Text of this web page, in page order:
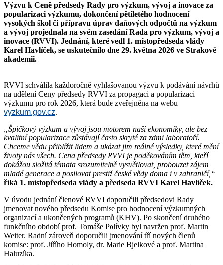
Výzvu k Ceně předsedy Rady pro výzkum, vývoj a inovace za
popularizaci výzkumu, dokončení pětiletého hodnocení
vysokých škol či přípravu úprav daňových odpočtů na výzkum
a vývoj projednala na svém zasedání Rada pro výzkum, vývoj a
inovace (RVVI). Jednání, které vedl 1. místopředseda vlády
Karel Havlíček, se uskutečnilo dne 29. května 2026 ve Strakově
akademii.
RVVI schválila každoročně vyhlašovanou výzvu k podávání návrhů
na udělení Ceny předsedy RVVI za propagaci a popularizaci
výzkumu pro rok 2026, která bude zveřejněna na webu
vyzkum.gov.cz.
„Špičkový výzkum a vývoj jsou motorem naší ekonomiky, ale bez
kvalitní popularizace zůstávají často skryté za zdmi laboratoří.
Chceme vědu přiblížit lidem a ukázat jim reálné výsledky, které mění
životy nás všech. Cena předsedy RVVI je poděkováním těm, kteří
dokážou složitá témata srozumitelně vysvětlovat, probouzet zájem
mladé generace a posilovat prestiž české vědy doma i v zahraničí,“
říká 1. místopředseda vlády a předseda RVVI Karel Havlíček.
V úvodu jednání členové RVVI doporučili předsedovi Rady
jmenovat nového předsedu Komise pro hodnocení výzkumných
organizací a ukončených programů (KHV). Po skončení druhého
funkčního období prof. Tomáše Polívky byl navržen prof. Martin
Weiter. Radní zároveň doporučili jmenování tří nových členů
komise: prof. Jiřího Homoly, dr. Marie Bjelkové a prof. Martina
Haluzíka.